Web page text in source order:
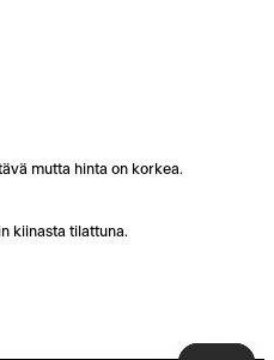
mutta hinta on korkea.
kiinasta tilattuna.